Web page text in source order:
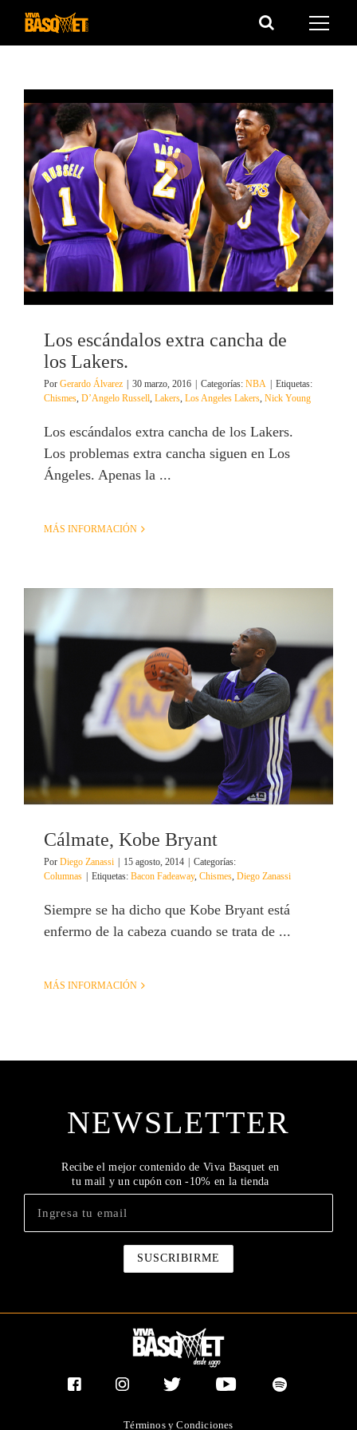
Saltar
Los escándalos extra cancha de
los Lakers.
Por Gerardo Álvarez 30 marzo, 2016 Categorías: NBA
Etiquetas:
Chismes, D’Angelo Russell, Lakers, Los Angeles Lakers, Nick Young
Los escándalos extra cancha de los Lakers.
Los problemas extra cancha siguen en Los
Ángeles. Apenas la ...
MÁS INFORMACIÓN
Cálmate, Kobe Bryant
Por Diego Zanassi | 15 agosto, 2014 | Categorías:
Columnas | Etiquetas: Bacon Fadeaway, Chismes Diego Zanassi
Siempre se ha dicho que Kobe Bryant está
enfermo de la cabeza cuando se trata de ...
MÁS INFORMACIÓN
NEWSLETTER
Recibe el mejor contenido de Viva Basquet en
tu mail y un cupón con -10% en la tienda
Términos y Condiciones